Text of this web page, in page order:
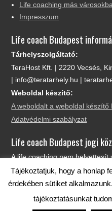
Life coaching más
Impresszum
Life coach Budapest
Tárhelyszolgáltató:
TeraHost Kft. | 2220 Vecsés,
| info@teratarhely.hu |
Weboldal készítő:
A weboldalt a weboldal
Adatvédelmi szabályzat
Life coach Budapest jogi
A life coaching nem helyettesít
egészségügyi vizsgálatot,
egészségügyi problémáival
leírtak nem minősülnek
tanácsadásnak, ajánlatnak,
Tájékoztatjuk, hogy a honlap
érdekében sütiket
tájékoztatásunkat